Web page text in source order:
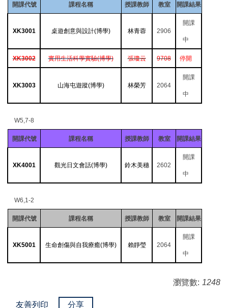
開課代號 課程名稱 授課教師 教室 開課結果
XK3001 桌遊創意與設計(博學) 林青蓉 2906
開課
中
XK3002 實用生活科學實驗(博學) 張瓊云 9708 停開
XK3003 山海屯遊蹤(博學) 林榮芳 2064
開課
中
W5,7-8
開課代號 課程名稱 授課教師 教室 開課結果
XK4001 觀光日文會話(博學) 鈴木美穗 2602
開課
中
W6,1-2
開課代號 課程名稱 授課教師 教室 開課結果
XK5001 生命創傷與自我療癒(博學) 賴靜瑩 2064
開課
中
瀏覽數: 1248
友善列印 分享